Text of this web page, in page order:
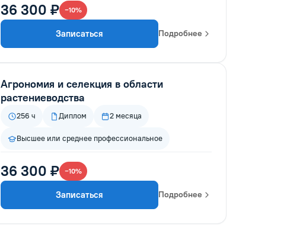
36 300 ₽ −10%
Записаться Подробнее
Агрономия и селекция в области
растениеводства
256 ч Диплом 2 месяца
Высшее или среднее профессиональное
36 300 ₽ −10%
Записаться Подробнее